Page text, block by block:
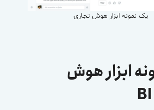
یک نمونه ابزار هوش تجاری
ابزار هوش